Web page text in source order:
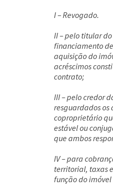
I – Revogado.
II – pelo titular
financiamento
aquisição do
acréscimos
contrato;
III – pelo credor
resguardados os
coproprietário
estável ou
que ambos
IV – para
territorial, taxas
função do